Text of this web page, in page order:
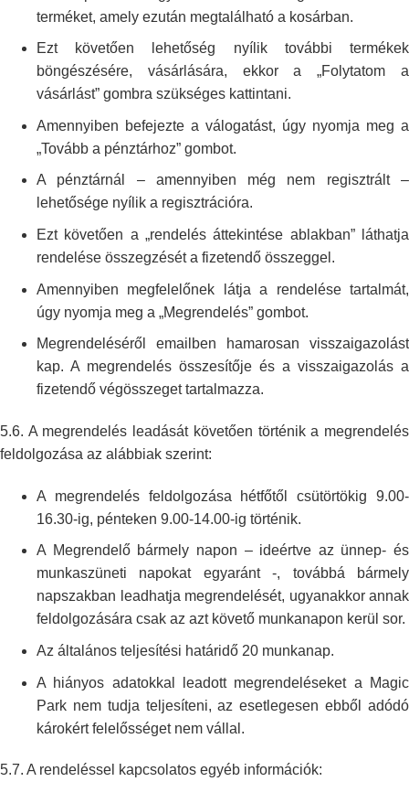
terméket, amely ezután megtalálható a kosárban.
Ezt követően lehetőség nyílik további termékek
böngészésére, vásárlására, ekkor a „Folytatom a
vásárlást” gombra szükséges kattintani.
Amennyiben befejezte a válogatást, úgy nyomja meg a
„Tovább a pénztárhoz” gombot.
A pénztárnál – amennyiben még nem regisztrált –
lehetősége nyílik a regisztrációra.
Ezt követően a „rendelés áttekintése ablakban” láthatja
rendelése összegzését a fizetendő összeggel.
Amennyiben megfelelőnek látja a rendelése tartalmát,
úgy nyomja meg a „Megrendelés” gombot.
Megrendeléséről emailben hamarosan visszaigazolást
kap. A megrendelés összesítője és a visszaigazolás a
fizetendő végösszeget tartalmazza.
5.6. A megrendelés leadását követően történik a megrendelés
feldolgozása az alábbiak szerint:
A megrendelés feldolgozása hétfőtől csütörtökig 9.00-
16.30-ig, pénteken 9.00-14.00-ig történik.
A Megrendelő bármely napon – ideértve az ünnep- és
munkaszüneti napokategyaránt -, továbbá bármely
napszakban leadhatja megrendelését, ugyanakkorannak
feldolgozására csak az azt követő munkanapon kerül sor.
Az általános teljesítési határidő 20 munkanap.
A hiányos adatokkal leadott megrendeléseket a Magic
Park nem tudja teljesíteni, az esetlegesen ebből adódó
károkért felelősséget nem vállal.
5.7. A rendeléssel kapcsolatos egyéb információk: